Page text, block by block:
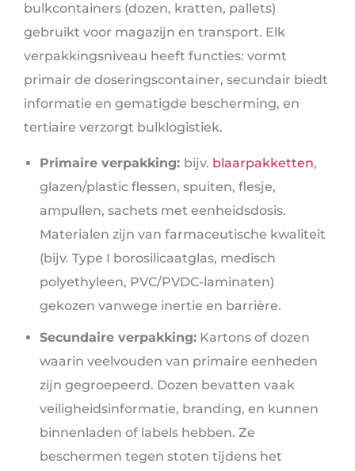
bulkcontainers (dozen, kratten, pallets)
gebruikt voor magazijn en transport. Elk
verpakkingsniveau heeft functies: vormt
primair de doseringscontainer, secundair biedt
informatie en gematigde bescherming, en
tertiaire verzorgt bulklogistiek.
Primaire verpakking: bijv. blaarpakketten,
glazen/plastic flessen, spuiten, flesje,
ampullen, sachets met eenheidsdosis.
Materialen zijn van farmaceutische kwaliteit
(bijv. Type I borosilicaatglas, medisch
polyethyleen, PVC/PVDC-laminaten)
gekozen vanwege inertie en barrière.
Secundaire verpakking: Kartons of dozen
waarin veelvouden van primaire eenheden
zijn gegroepeerd. Dozen bevatten vaak
veiligheidsinformatie, branding, en kunnen
binnenladen of labels hebben. Ze
beschermen tegen stoten tijdens het